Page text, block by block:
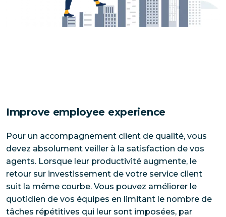
Improve employee experience
Pour un accompagnement client de qualité, vous
devez absolument veiller à la satisfaction de vos
agents. Lorsque leur productivité augmente, le
retour sur investissement de votre service client
suit la même courbe. Vous pouvez améliorer le
quotidien de vos équipes en limitant le nombre de
tâches répétitives qui leur sont imposées, par